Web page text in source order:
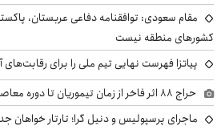
مقام سعودی: توافقنامه دفاعی عربستان،
کشورهای منطقه نیست
پیاتزا فهرست نهایی تیم ملی را برای رقابت‌های
حراج ۸۸ اثر فاخر از زمان تیموریان تا دوره معاصر +تصاویر
ماجرای پرسپولیس و دنیل گرا؛ تارتار